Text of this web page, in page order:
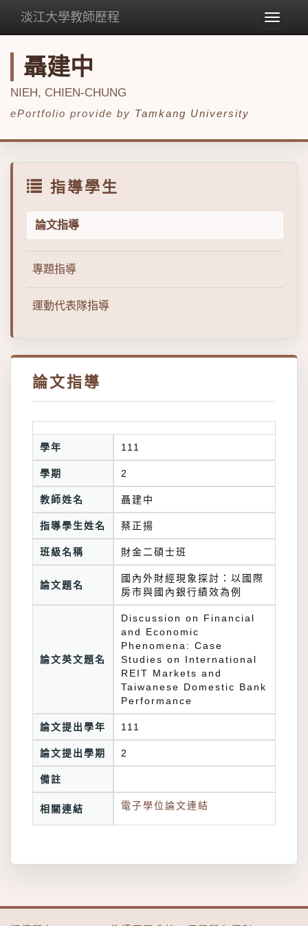
Toggle
淡江大學教師歷程
聶建中
NIEH, CHIEN-CHUNG
ePortfolio provide by Tamkang University
指導學生
論文指導
專題指導
運動代表隊指導
論文指導
學年 111
學期 2
教師姓名 聶建中
指導學生姓名 蔡正揚
班級名稱 財金二碩士班
論文題名
國內外財經現象探討：以國際
房市與國內銀行績效為例
論文英文題名
Discussion on Financial
and Economic
Phenomena: Case
Studies on International
REIT Markets and
Taiwanese Domestic Bank
Performance
論文提出學年 111
論文提出學期 2
備註
相關連結 電子學位論文連結